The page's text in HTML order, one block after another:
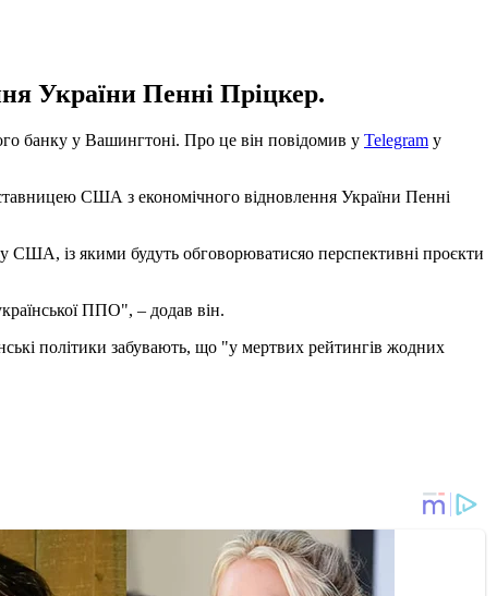
України Пенні Пріцкер.
банку у Вашингтоні. Про це він повідомив у Telegram у
США з економічного відновлення України Пенні
США, із якими будуть обговорюватисяо перспективні проєкти
ППО", – додав він.
політики забувають, що "у мертвих рейтингів жодних